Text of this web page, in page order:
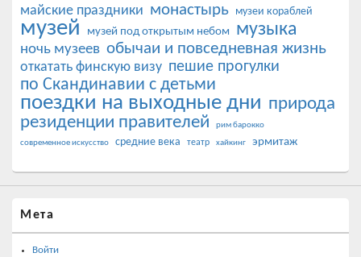
майские праздники монастырь музеи кораблей
музей музей под открытым небом музыка
ночь музеев обычаи и повседневная жизнь
откатать финскую визу пешие прогулки
по Скандинавии с детьми
поездки на выходные дни природа
резиденции правителей
рим барокко
современное искусство
средние века театр хайкинг эрмитаж
Мета
Войти